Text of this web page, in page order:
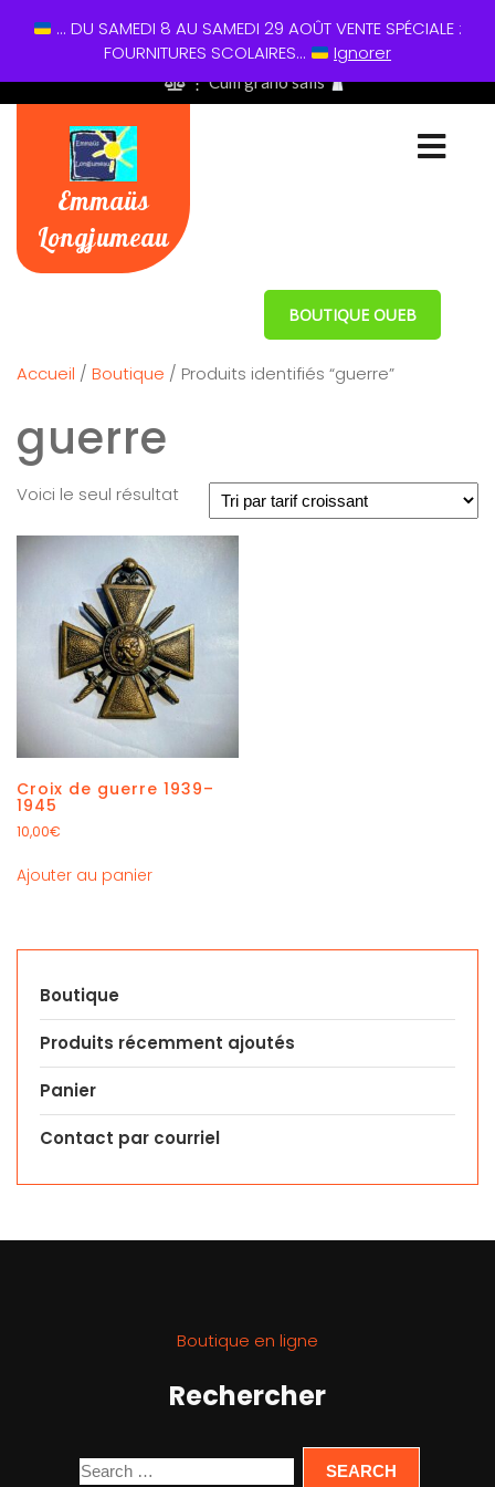
01 60 49 13 60
⋮ Cum grano salis
Emmaüs
Longjumeau
BOUTIQUE OUEB
Accueil / Boutique / Produits identifiés “guerre”
guerre
Voici le seul résultat
Croix de guerre 1939–
1945
10,00€
Ajouter au panier
Boutique
Produits récemment ajoutés
Panier
Contact par courriel
Boutique en ligne
Rechercher
... DU SAMEDI 8 AU SAMEDI 29 AOÛT VENTE SPÉCIALE :
FOURNITURES SCOLAIRES...
Ignorer